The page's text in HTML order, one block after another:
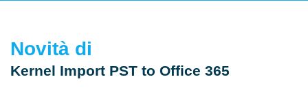
Novità di
Kernel Import PST to Office 365